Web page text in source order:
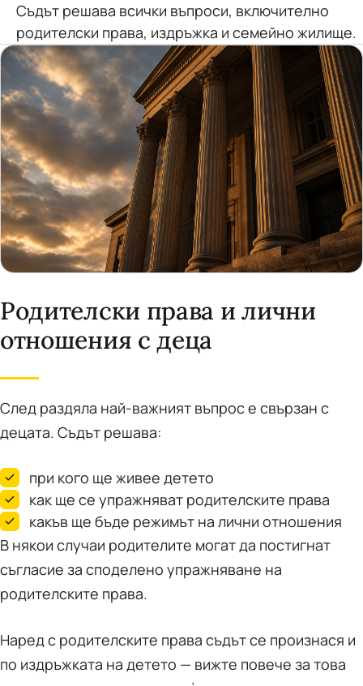
Съдът решава всички въпроси, включително
родителски права, издръжка и семейно жилище.
Родителски права и лични
отношения с деца
След раздяла най-важният въпрос е свързан с
децата. Съдът решава:
при кого ще живее детето
как ще се упражняват родителските права
какъв ще бъде режимът на лични отношения
В някои случаи родителите могат да постигнат
съгласие за споделено упражняване на
родителските права.
Наред с родителските права съдът се произнася и
по издръжката на детето — вижте повече за това